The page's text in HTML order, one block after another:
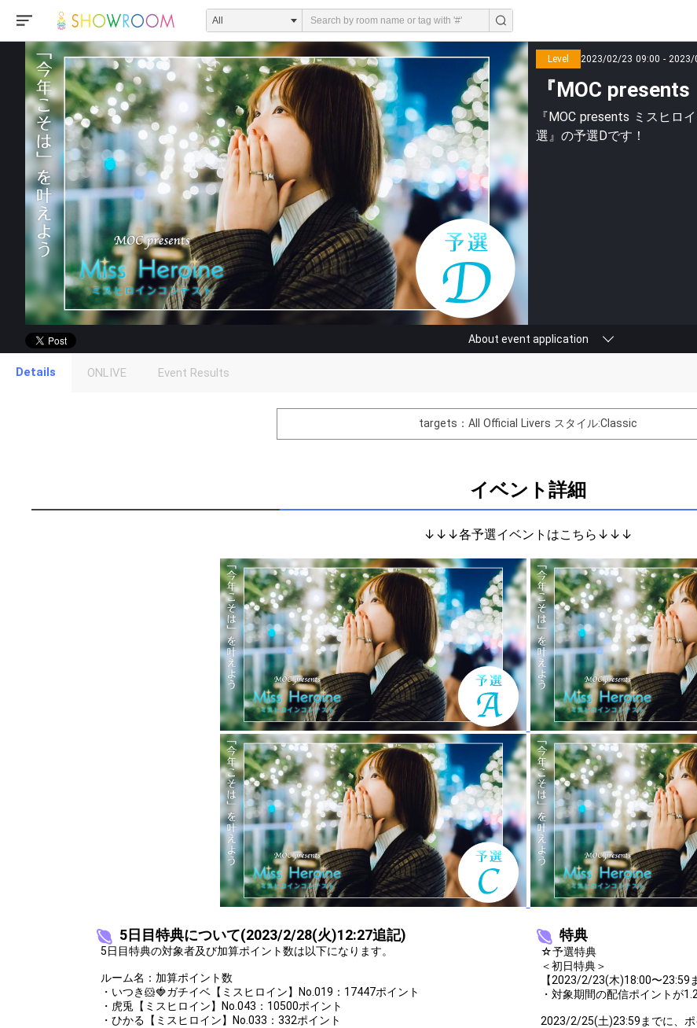
Level 2023/02/23 09:00 - 2023/
『MOC
『MOC presents ミスヒロ
選』の予選Dです！
About event application
Level Points
Event Begins!
あなたのニックネームを発表しよう！その由来は？
10000 好きなマンガを発表してみよう！
15000 あなたの好きなアーティストを発表してみよう！
20000 好きな映画を発表してみよう！
25000 好きな色を発表してみよう！
30000 好きな食べ物を発表してみよう！
35000 嫌いな食べ物を発表してみよう！
45000 自分の座右の銘を発表してみよう！
55000 明日のコーディネートを考えてみよう！
60000 好きな動物を発表してみよう！
70000 苦手な動物を発表してみよう！
80000 好きな匂いを発表してみよう！
90000 好きなお菓子を発表してみよう！
100000 好きな映画を発表してみよう！
110000 あなたの憧れている有名人を発表してみよう！
120000 得意なスポーツを発表してみよう！
130000 苦手なスポーツを発表してみよう！
140000 自分の特技を発表してみよう！
Details ONLIVE Event Results
targets：All Official Livers スタイル:Classic
イベント詳細
↓↓↓各予選イベントはこちら↓↓↓
5日目特典について(2023/2/28(火)12:27追記)
5日目特典の対象者及び加算ポイント数は以下になります。
ルーム名：加算ポイント数
・いつき🐹🍓ガチイベ【ミスヒロイン】No.019：17447ポイント
・虎兎【ミスヒロイン】No.043：10500ポイント
・ひかる【ミスヒロイン】No.033：332ポイント
特典
☆予選特典
＜初日特典＞
【2023/2/23(木)18:00〜23:59
・対象期間の配信ポイントが
2023/2/25(土)23:59までに、ポ